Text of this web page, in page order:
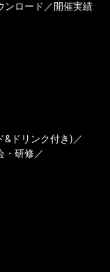
ンロード 開催実績
&ドリンク付き)
・研修